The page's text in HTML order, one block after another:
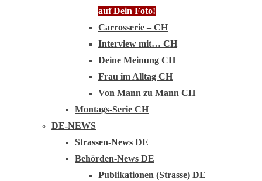
auf Dein Foto!
Carrosserie – CH
Interview mit… CH
Deine Meinung CH
Frau im Alltag CH
Von Mann zu Mann CH
Montags-Serie CH
DE-NEWS
Strassen-News DE
Behörden-News DE
Publikationen (Strasse) DE